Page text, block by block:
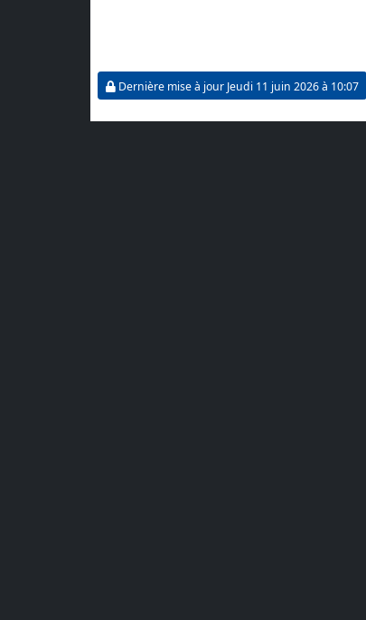
Dernière mise à jour Jeudi 11 juin 2026 à 10:07